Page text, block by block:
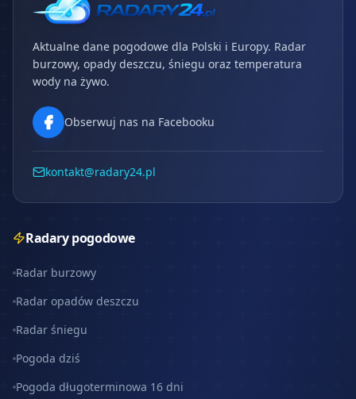
Aktualne dane pogodowe dla Polski i Europy. Radar
burzowy, opady deszczu, śniegu oraz temperatura
wody na żywo.
Obserwuj nas na Facebooku
kontakt@radary24.pl
Radary pogodowe
Radar burzowy
Radar opadów deszczu
Radar śniegu
Pogoda dziś
Pogoda długoterminowa 16 dni